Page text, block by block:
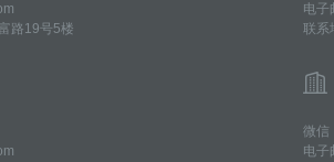
路19号5楼
电子
联系
微信
电子